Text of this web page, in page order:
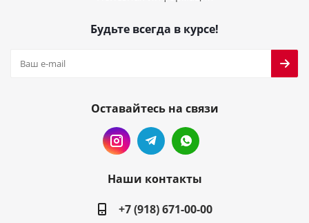
Будьте всегда в курсе!
Оставайтесь на связи
Наши контакты
+7 (918) 671-00-00